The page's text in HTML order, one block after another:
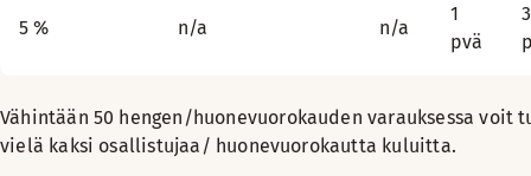
5 % n/a n/a
1
pvä
3
Vähintään 50 hengen/huonevuorokauden varauksessa voit
vielä kaksi osallistujaa/ huonevuorokautta kuluitta.